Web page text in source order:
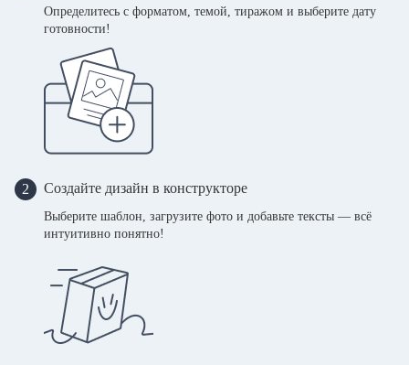
Определитесь с форматом, темой, тиражом и выберите дату
готовности!
2 Создайте дизайн в конструкторе
Выберите шаблон, загрузите фото и добавьте тексты — всё
интуитивно понятно!